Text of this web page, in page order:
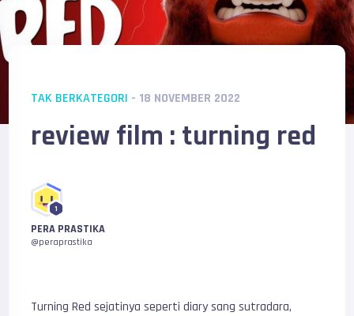
TAK BERKATEGORI - 18 NOVEMBER 2022
review film : turning red
1
PERA PRASTIKA
@peraprastika
Turning Red sejatinya seperti diary sang sutradara,